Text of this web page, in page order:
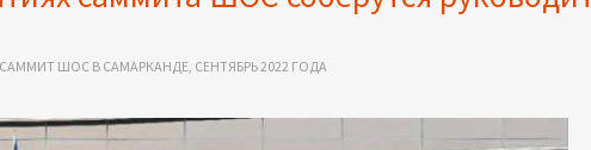
САММИТ ШОС В САМАРКАНДЕ, СЕНТЯБРЬ 2022 ГОДА